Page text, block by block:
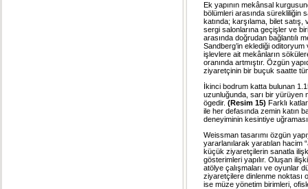
Ek yapının mekânsal
bölümleri arasında sürekliliğin
katında; karşılama, bilet
sergi salonlarına geçişler ve
arasında doğrudan bağlantılı
Sandberg’in eklediği
işlevlere ait mekânların
oranında artmıştır. Özgün
ziyaretçinin bir buçuk saatte
İkinci bodrum katta bulunan
uzunluğunda, sarı bir yürüyen
ögedir. (Resim 15) Farklı
ile her defasında zemin katın
deneyiminin kesintiye
Weissman tasarımı özgün
yararlanılarak yaratılan hacim
küçük ziyaretçilerin sanatla
gösterimleri yapılır. Oluşan
atölye çalışmaları ve oyunlar
ziyaretçilere dinlenme noktası
ise müze yönetim birimleri,